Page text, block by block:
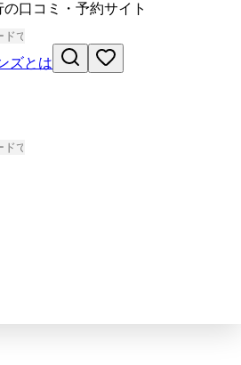
の口コミ・予約サイト
ズとは